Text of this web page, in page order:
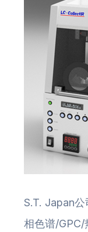
S.T. Japan
相色谱/GPC/